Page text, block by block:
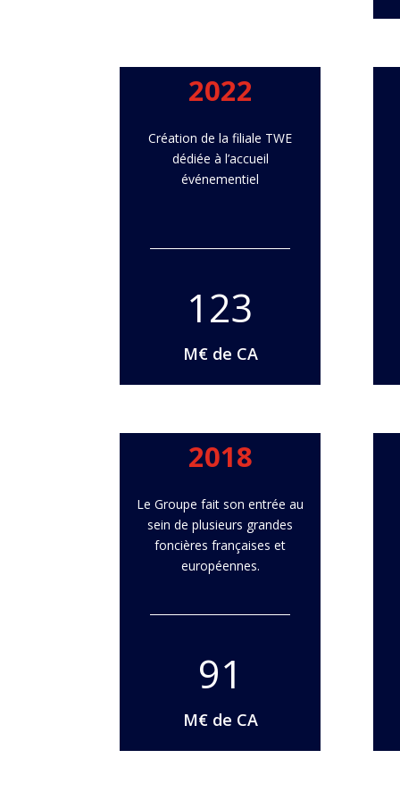
2022
Création de la filiale TWE
dédiée à l’accueil
événementiel
123
M€ de CA
2018
Le Groupe fait son entrée au
sein de plusieurs grandes
foncières françaises et
européennes.
91
M€ de CA